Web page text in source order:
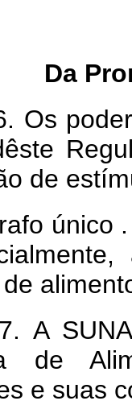
Da
Os
de
único
A
de
e suas